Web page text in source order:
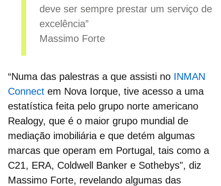
deve ser sempre prestar um serviço de
excelência”
Massimo Forte
“Numa das palestras a que assisti no INMAN
Connect em Nova Iorque, tive acesso a uma
estatística feita pelo grupo norte americano
Realogy, que é o maior grupo mundial de
mediação imobiliária e que detém algumas
marcas que operam em Portugal, tais como a
C21, ERA, Coldwell Banker e Sothebys", diz
Massimo Forte, revelando algumas das